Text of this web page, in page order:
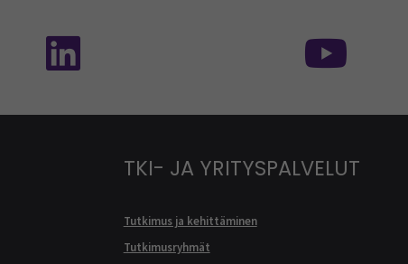
TKI- JA YRITYSPALVELUT
Tutkimus ja kehittäminen
Tutkimusryhmät